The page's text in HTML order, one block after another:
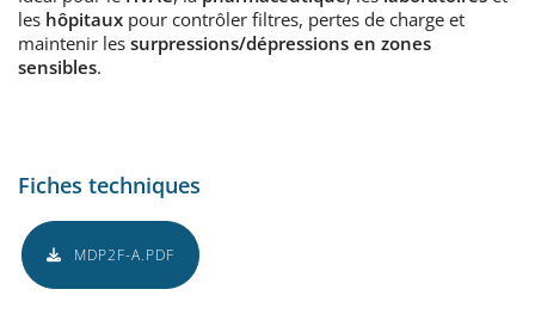
les hôpitaux pour contrôler filtres, pertes de charge et
maintenir les surpressions/dépressions en zones
sensibles.
Fiches techniques
MDP2F-A.PDF